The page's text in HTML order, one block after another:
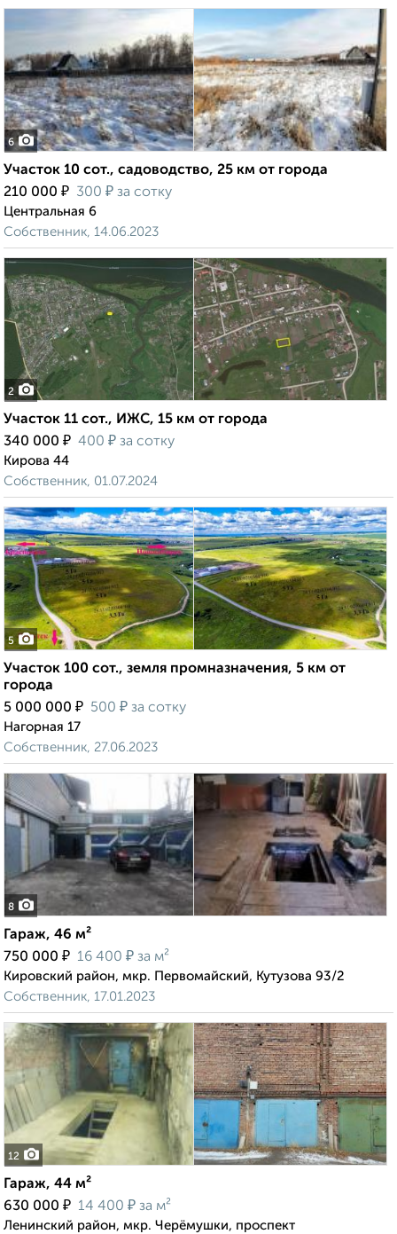
6
Участок 10 сот., садоводство, 25 км от города
210 000 ₽ 300 ₽ за сотку
Центральная 6
Собственник, 14.06.2023
2
Участок 11 сот., ИЖС, 15 км от города
340 000 ₽ 400 ₽ за сотку
Кирова 44
Собственник, 01.07.2024
5
Участок 100 сот., земля промназначения, 5 км от
города
5 000 000 ₽ 500 ₽ за сотку
Нагорная 17
Собственник, 27.06.2023
8
Гараж, 46 м²
750 000 ₽ 16 400 ₽ за м²
Кировский район, мкр. Первомайский, Кутузова 93/2
Собственник, 17.01.2023
12
Гараж, 44 м²
630 000 ₽ 14 400 ₽ за м²
Ленинский район, мкр. Черёмушки, проспект